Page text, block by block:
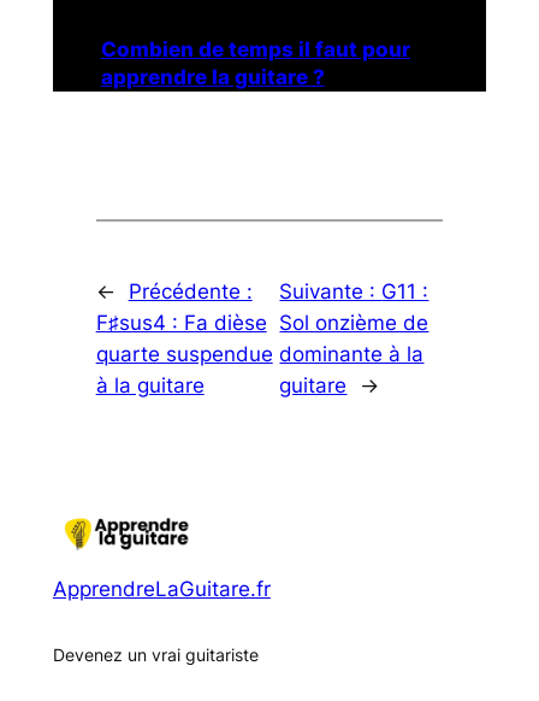
Combien de temps il faut pour
apprendre la guitare ?
←
Précédente :
F♯sus4 : Fa dièse
quarte suspendue
à la guitare
Suivante : G11 :
Sol onzième de
dominante à la
guitare
→
ApprendreLaGuitare.fr
Devenez un vrai guitariste